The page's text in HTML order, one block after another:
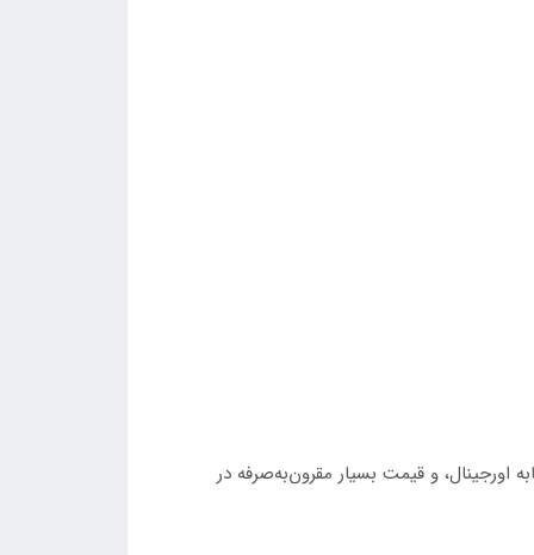
اورجینال، و قیمت بسیار مقرون‌به‌صرفه در